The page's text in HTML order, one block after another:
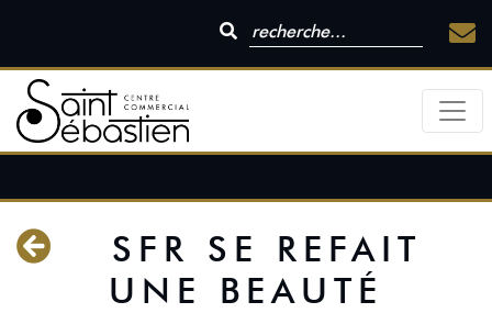
SFR SE REFAIT
UNE BEAUTÉ